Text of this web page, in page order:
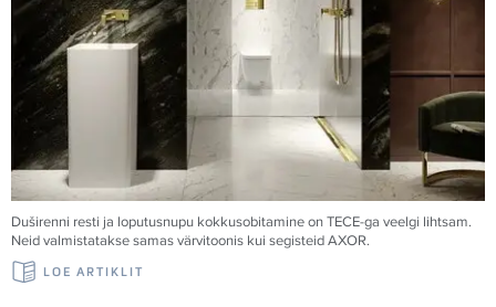
Duširenni resti ja loputusnupu kokkusobitamine onTECE-ga veelgi lihtsam.
Neid valmistatakse samas värvitoonis kui segisteid AXOR.
LOE ARTIKLIT